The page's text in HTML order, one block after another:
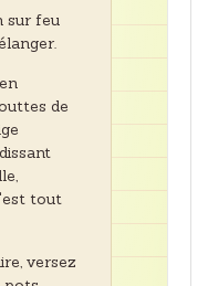
sur feu
de
tout
versez